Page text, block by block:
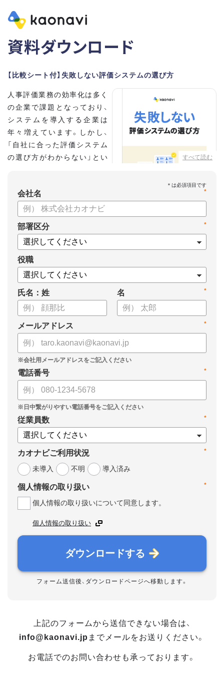
資料ダウンロード
【比較シート付】失敗しない評価システムの選び方
すべて読む
人事評価業務の効率化は多く
の企業で課題となっており、
システムを導入する企業は
年々増えています。しかし、
「自社に合った評価システム
の選び方がわからない」とい
こちらの資料では、
・人事評価システムが必要な企業の特徴
・導入検討に必要な3つの視点
・7つの選定ポイント
についてまとめましたので、ぜひお役立てください。
*
会社名
*
部署区分
役職
氏名：姓 *
名
*
メールアドレス
*
電話番号
*
従業員数
*
カオナビご利用状況
未導入
不明 導入済み
*
個人情報の取り扱い
個人情報の取り扱いについて同意します。
個人情報の取り扱い
ダウンロードする
フォーム送信後、ダウンロードページへ移動します。
上記のフォームから送信できない場合は、
info@kaonavi.jp までメールをお送りください。
お電話でのお問い合わせも承っております。